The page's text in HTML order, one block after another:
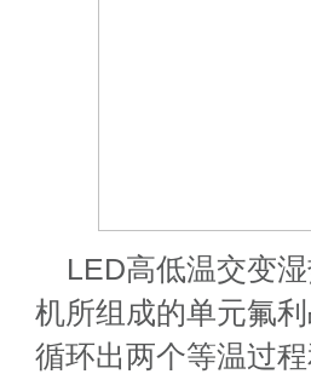
LED高低温交变
机所组成的单元氟
循环出两个等温过